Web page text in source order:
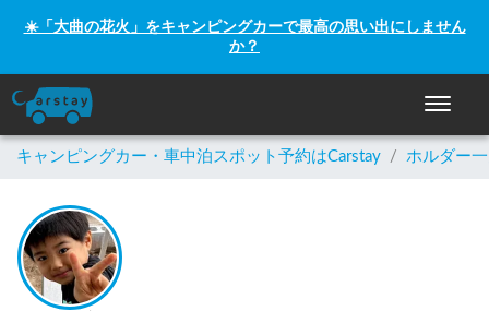
☀️「大曲の花火」をキャンピングカーで最高の思い出にしません
か？
ナビゲ
キャンピングカー・車中泊スポット予約はCarstay / ホルダー